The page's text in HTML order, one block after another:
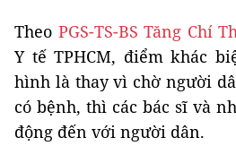
Theo PGS-TS-BS Tăng Chí
Y tế TPHCM, điểm khác
hình là thay vì chờ người
có bệnh, thì các bác sĩ và
động đến với người dân.